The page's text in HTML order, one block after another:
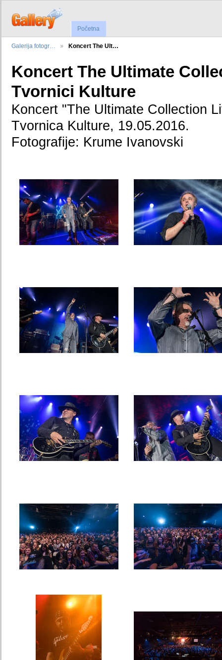
Početna
Galerija fotogr… Koncert The Ult…
Koncert The Ultimate
Tvornici Kulture
Koncert "The Ultimate Collection
Tvornica Kulture, 19.05.2016.
Fotografije: Krume Ivanovski